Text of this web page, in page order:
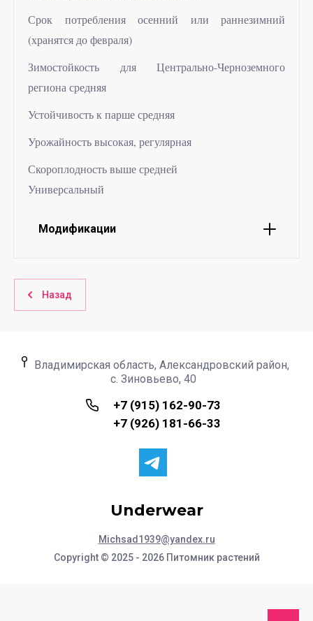
Срок потребления осенний или раннезимний
(хранятся до февраля)
Зимостойкость для Центрально-Черноземного
региона средняя
Устойчивость к парше средняя
Урожайность высокая, регулярная
Скороплодность выше средней
Универсальный
Модификации
Назад
Underwear
Michsad1939@yandex.ru
Copyright © 2025 - 2026 Питомник растений
Владимирская область, Александровский район,
с. Зиновьево, 40
+7 (915) 162-90-73
+7 (926) 181-66-33